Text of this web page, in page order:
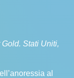
Stati Uniti,
al